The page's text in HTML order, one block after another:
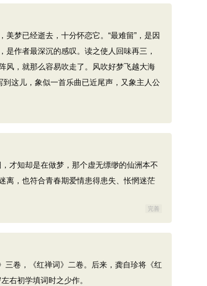
梦已经逝去，十分怀恋它。“最难留”，是因
是作者最深沉的感叹。读之使人回味再三，
风，就那么容易吹走了。风吹好梦飞越大海
到这儿，象似一首乐曲已近尾声，又象主人公
才知却是在做梦，那个虚无缥缈的仙洲本不
离，也符合青春期爱情患得患失、怅惘迷茫
完善
三卷，《红禅词》二卷。后来，龚自珍将《红
右初学填词时之少作。